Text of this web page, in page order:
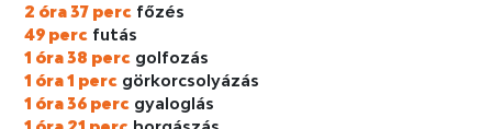
2 óra 37 perc főzés
49 perc futás
1 óra 38 perc golfozás
1 óra 1 perc görkorcsolyázás
1 óra 36 perc gyaloglás